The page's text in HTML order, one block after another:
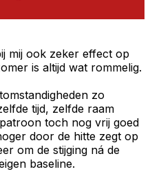
mij ook zeker effect op
is altijd wat rommelig.
zo
tijd, zelfde raam
toch nog vrij goed
door de hitte zegt op
om de stijging ná de
baseline.